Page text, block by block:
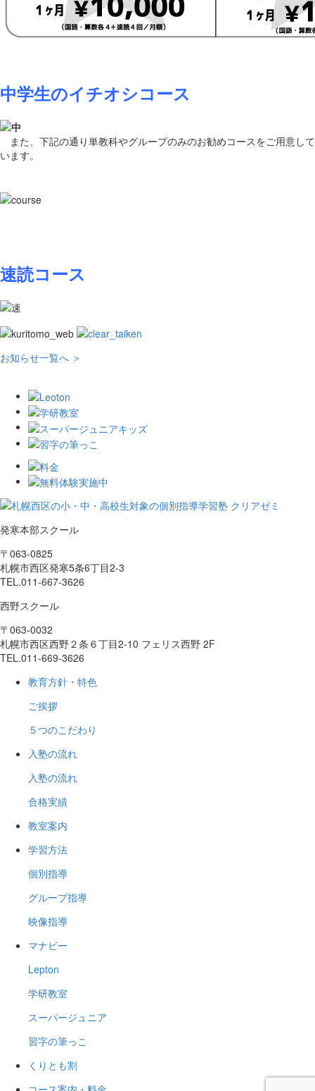
中学生のイチオシコース
また、下記の通り単教科やグループのみのお勧めコースをご用意して
います。
速読コース
お知らせ一覧へ ＞
発寒本部スクール
〒063-0825
札幌市西区発寒5条6丁目2-3
TEL.011-667-3626
西野スクール
〒063-0032
札幌市西区西野２条６丁目2-10 フェリス西野 2F
TEL.011-669-3626
教育方針・特色
ご挨拶
５つのこだわり
入塾の流れ
入塾の流れ
合格実績
教室案内
学習方法
個別指導
グループ指導
映像指導
マナビー
Lepton
学研教室
スーパージュニア
習字の筆っこ
くりとも割